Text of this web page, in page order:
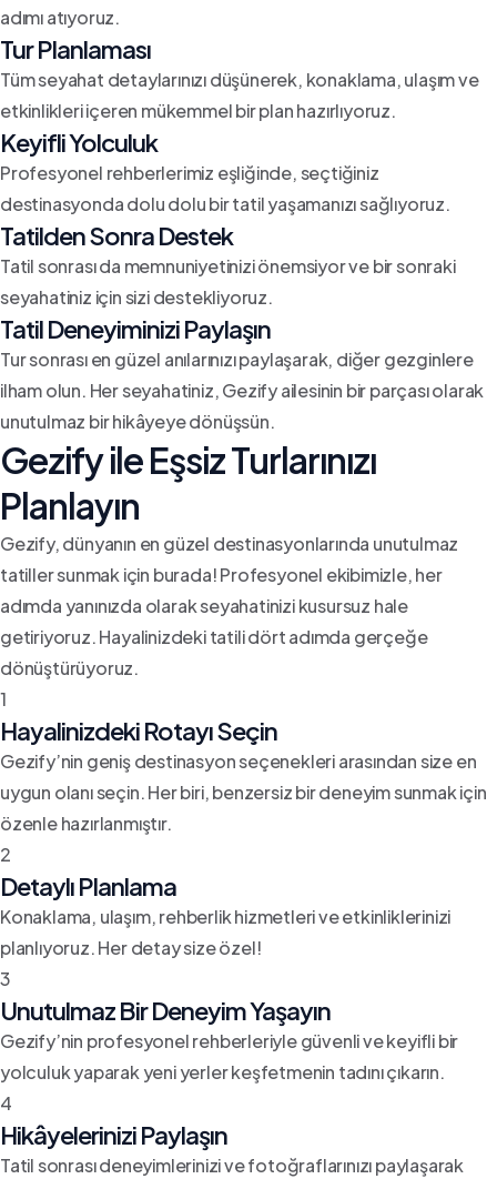
adımı atıyoruz.
Tur Planlaması
Tüm seyahat detaylarınızı düşünerek, konaklama, ulaşım ve
etkinlikleri içeren mükemmel bir plan hazırlıyoruz.
Keyifli Yolculuk
Profesyonel rehberlerimiz eşliğinde, seçtiğiniz
destinasyonda dolu dolu bir tatil yaşamanızı sağlıyoruz.
Tatilden Sonra Destek
Tatil sonrası da memnuniyetinizi önemsiyor ve bir sonraki
seyahatiniz için sizi destekliyoruz.
Tatil Deneyiminizi Paylaşın
Tur sonrası en güzel anılarınızı paylaşarak, diğer gezginlere
ilham olun. Her seyahatiniz, Gezify ailesinin bir parçası olarak
unutulmaz bir hikâyeye dönüşsün.
Gezify ile Eşsiz Turlarınızı
Planlayın
Gezify, dünyanın en güzel destinasyonlarında unutulmaz
tatiller sunmak için burada! Profesyonel ekibimizle, her
adımda yanınızda olarak seyahatinizi kusursuz hale
getiriyoruz. Hayalinizdeki tatili dört adımda gerçeğe
dönüştürüyoruz.
1
Hayalinizdeki Rotayı Seçin
Gezify’nin geniş destinasyon seçenekleri arasından size en
uygun olanı seçin. Her biri, benzersiz bir deneyim sunmak için
özenle hazırlanmıştır.
2
Detaylı Planlama
Konaklama, ulaşım, rehberlik hizmetleri ve etkinliklerinizi
planlıyoruz. Her detay size özel!
3
Unutulmaz Bir Deneyim Yaşayın
Gezify’nin profesyonel rehberleriyle güvenli ve keyifli bir
yolculuk yaparak yeni yerler keşfetmenin tadını çıkarın.
4
Hikâyelerinizi Paylaşın
Tatil sonrası deneyimlerinizi ve fotoğraflarınızı paylaşarak